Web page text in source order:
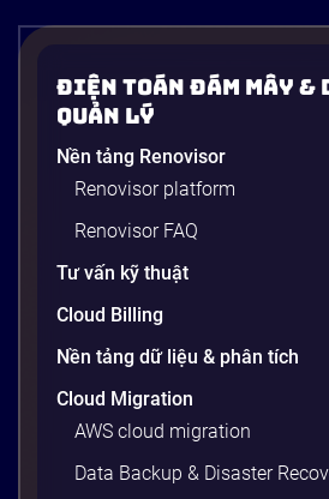
Docker là gì? Container
Một vấn đề cực kỳ quen thuộc
mềm: developer viết xong code,
máy cá nhân, nhưng khi đẩy lên
thì toàn lỗi. Lý do? Sự khác biệt
viện, cấu hình OS, biến môi
20 phút
Điện Toán Đám Mây &
Quản Lý
Nền tảng Renovisor
Renovisor platform
Renovisor FAQ
Tư vấn kỹ thuật
Cloud Billing
Nền tảng dữ liệu & phân tích
Cloud Migration
AWS cloud migration
Data Backup & Disaster